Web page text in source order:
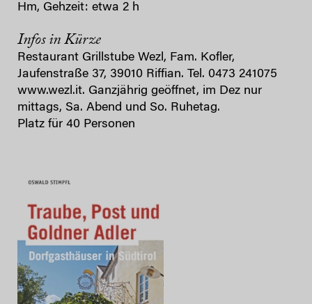
Hm, Gehzeit: etwa 2 h
Infos in Kürze
Restaurant Grillstube Wezl, Fam. Kofler,
Jaufenstraße 37, 39010 Riffian. Tel. 0473 241075
www.wezl.it. Ganzjährig geöffnet, im Dez nur
mittags, Sa. Abend und So. Ruhetag.
Platz für 40 Personen